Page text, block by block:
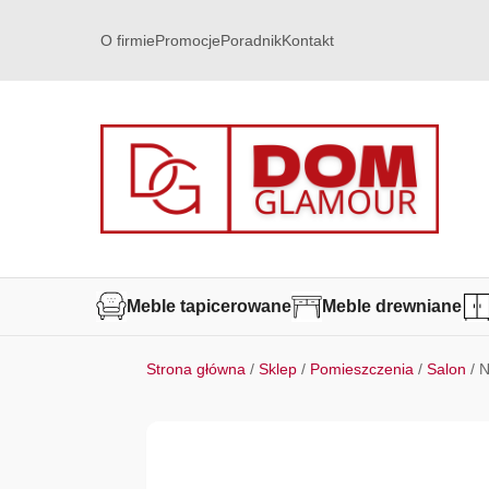
O firmiePromocjePoradnikKontakt
Meble tapicerowane Meble drewniane
Strona główna /Sklep / Pomieszczenia /Salon /